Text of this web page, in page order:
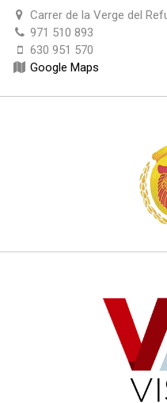
Carrer de la Verge del
971 510 893
630 951 570
Google Maps